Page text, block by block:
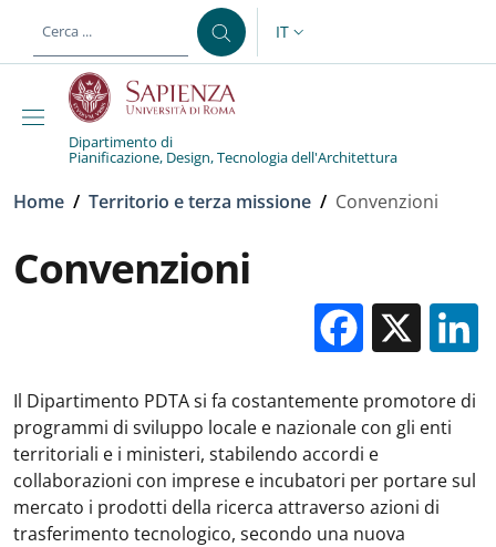
al contenuto principale
SELETTORE LINGUA:
IT
Dipartimento di
Pianificazione, Design, Tecnologia dell'Architettura
Briciole di pane
Home / Territorio e terza missione / Convenzioni
Convenzioni
X
Il Dipartimento PDTA si fa costantemente promotore di
programmi di sviluppo locale e nazionale con gli enti
territoriali e i ministeri, stabilendo accordi e
collaborazioni con imprese e incubatori per portare sul
mercato i prodotti della ricerca attraverso azioni di
trasferimento tecnologico, secondo una nuova